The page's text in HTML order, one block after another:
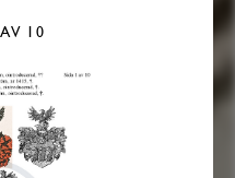
AV 10